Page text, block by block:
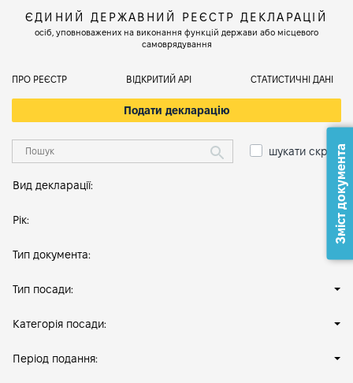
ЄДИНИЙ ДЕРЖАВНИЙ РЕЄСТР ДЕКЛАРАЦІЙ
осіб, уповноважених на виконання функцій держави або місцевого
самоврядування
ПРО РЕЄСТР ВІДКРИТИЙ АРІ СТАТИСТИЧНІ ДАНІ
Подати декларацію
шукати скрізь
Вид декларації:
Рік:
Тип документа:
Тип посади:
Категорія посади:
Період подання:
Зміст документа